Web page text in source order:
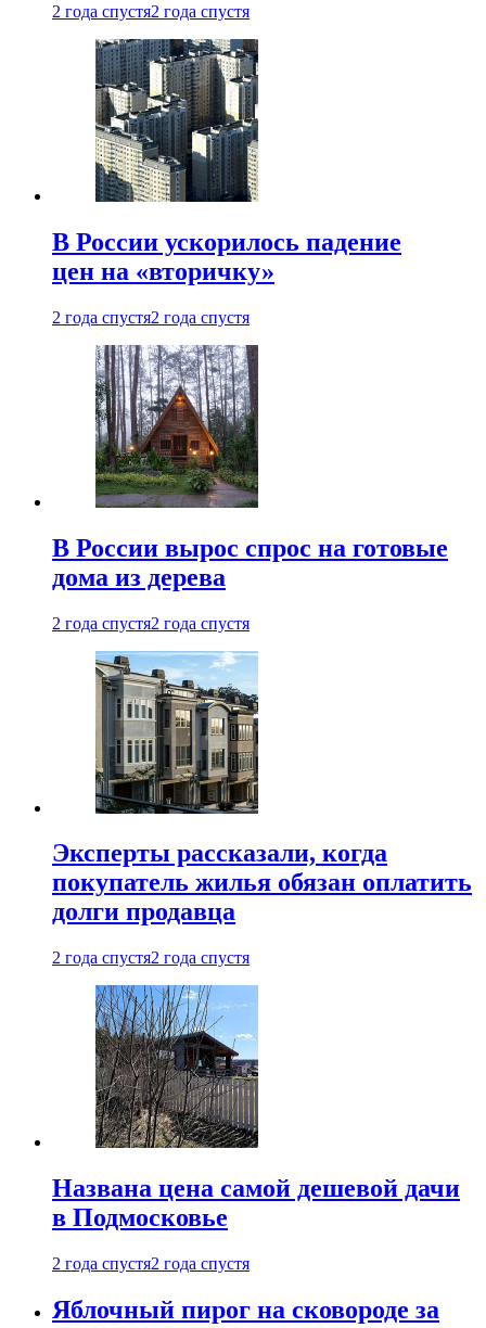
2 года спустя2 года спустя
В России ускорилось падение
цен на «вторичку»
2 года спустя2 года спустя
В России вырос спрос на готовые
дома из дерева
2 года спустя2 года спустя
Эксперты рассказали, когда
покупатель жилья обязан оплатить
долги продавца
2 года спустя2 года спустя
Названа цена самой дешевой дачи
в Подмосковье
2 года спустя2 года спустя
Яблочный пирог на сковороде за